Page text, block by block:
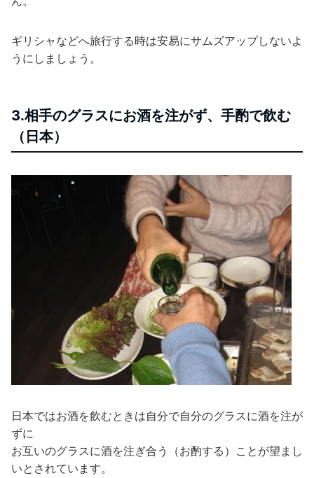
ギリシャなどへ旅行する時は安易にサムズアップしないよ
うにしましょう。
3.相手のグラスにお酒を注がず、手酌で飲む
（日本）
日本ではお酒を飲むときは自分で自分のグラスに酒を注が
ずに
お互いのグラスに酒を注ぎ合う（お酌する）ことが望まし
いとされています。